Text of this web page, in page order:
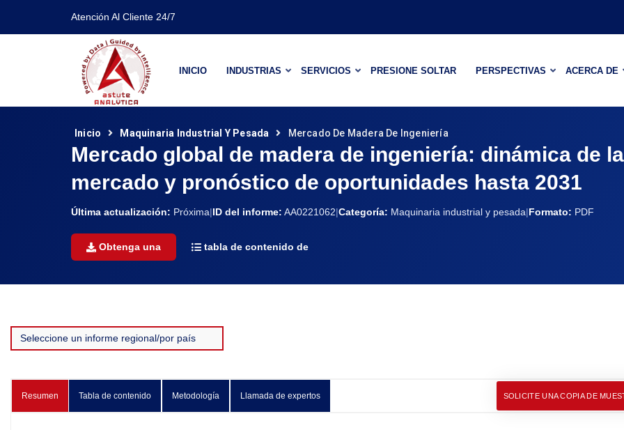
Atención Al Cliente 24/7
INICIO INDUSTRIAS SERVICIOS PRESIONE SOLTAR PERSPECTIVAS ACERCA DE
Inicio Maquinaria Industrial Y Pesada Mercado De Madera De Ingeniería
Mercado global de madera de ingeniería: dinámica de
mercado y pronóstico de oportunidades hasta 2031
Última actualización: Próxima|ID del informe: AA0221062|Categoría: Maquinaria industrial y pesada|Formato: PDF
Obtenga una tabla de contenido de
Resumen Tabla de contenido Metodología Llamada de expertos SOLICITE UNA COPIA DE